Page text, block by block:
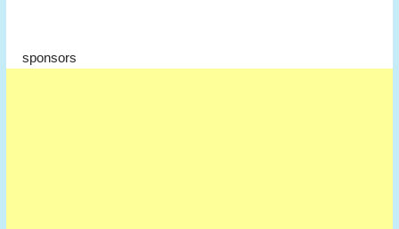
sponsors